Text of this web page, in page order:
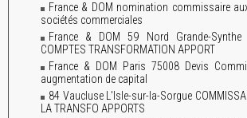
France & DOM nomination commissaire
sociétés commerciales
France & DOM 59 Nord Grande-Synthe
COMPTES TRANSFORMATION APPORT
France & DOM Paris 75008 Devis
augmentation de capital
84 Vaucluse L'Isle-sur-la-Sorgue
LA TRANSFO APPORTS